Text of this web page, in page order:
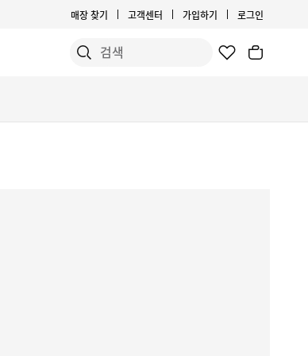
매장 찾기 고객센터 가입하기 로그인